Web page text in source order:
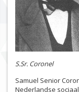
S.Sr. Coronel
Samuel Senior
Nederlandse